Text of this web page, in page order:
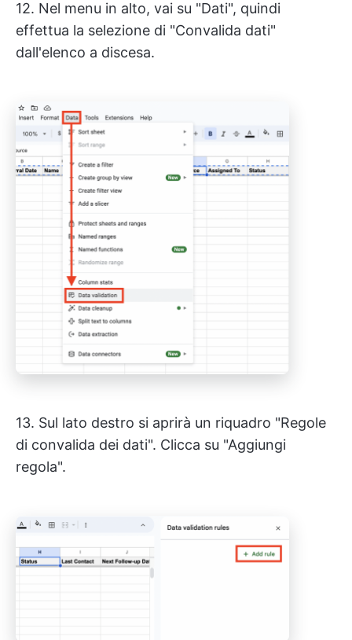
12. Nel menu in alto, vai su "Dati", quindi
effettua la selezione di "Convalida dati"
dall'elenco a discesa.
13. Sul lato destro si aprirà un riquadro "Regole
di convalida dei dati". Clicca su "Aggiungi
regola".